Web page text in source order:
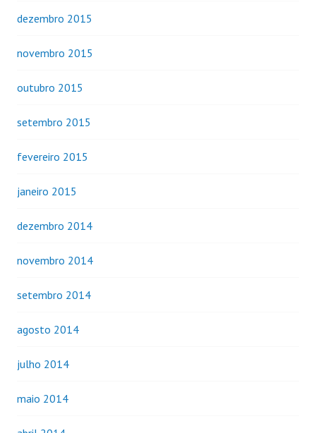
dezembro 2015
novembro 2015
outubro 2015
setembro 2015
fevereiro 2015
janeiro 2015
dezembro 2014
novembro 2014
setembro 2014
agosto 2014
julho 2014
maio 2014